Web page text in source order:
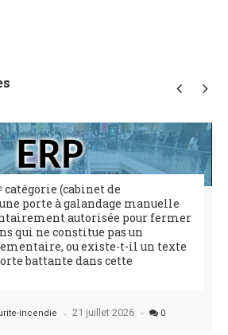
catégorie (cabinet de
porte à galandage manuelle
autorisée pour fermer
qui ne constitue pas un
ou existe-t-il un texte
battante dans cette
incendie 21 juillet 2026 0